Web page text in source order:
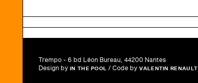
Trempo - 6 bd Léon Bureau, 44200 Nantes
Design byIN THE POOL / Code byVALENTIN RENAULT